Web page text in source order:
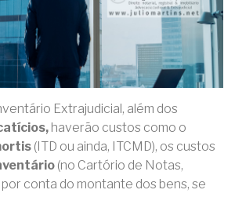
Extrajudicial, além dos
haverão custos como o
(ITD ou ainda, ITCMD), os custos
(no Cartório de Notas,
conta do montante dos bens, se